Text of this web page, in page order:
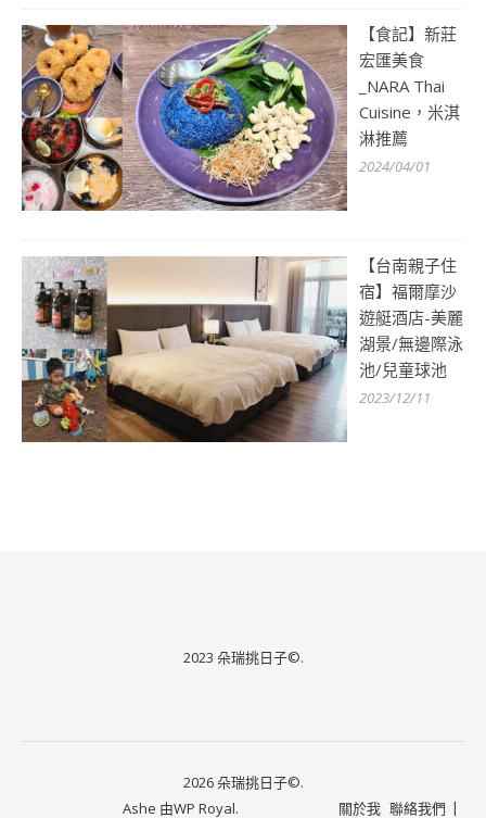
【食記】新莊
宏匯美食
_NARA Thai
Cuisine，米淇
淋推薦
2024/04/01
【台南親子住
宿】福爾摩沙
遊艇酒店-美麗
湖景/無邊際泳
池/兒童球池
2023/12/11
2023 朵瑞挑日子©.
2026 朵瑞挑日子©.
關於我 聯絡我們
Ashe 由WP Royal.